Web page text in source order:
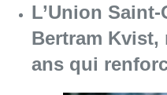
L’Union
Bertram Kvist,
ans qui